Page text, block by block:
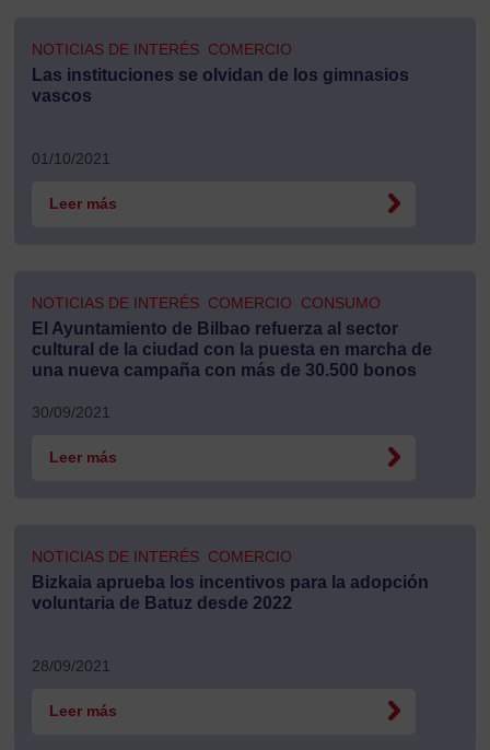
NOTICIAS DE INTERÉS COMERCIO
Las instituciones se olvidan de los gimnasios
vascos
01/10/2021
Leer más
NOTICIAS DE INTERÉS COMERCIO CONSUMO
El Ayuntamiento de Bilbao refuerza al sector
cultural de la ciudad con la puesta en marcha de
una nueva campaña con más de 30.500 bonos
30/09/2021
Leer más
NOTICIAS DE INTERÉS COMERCIO
Bizkaia aprueba los incentivos para la adopción
voluntaria de Batuz desde 2022
28/09/2021
Leer más